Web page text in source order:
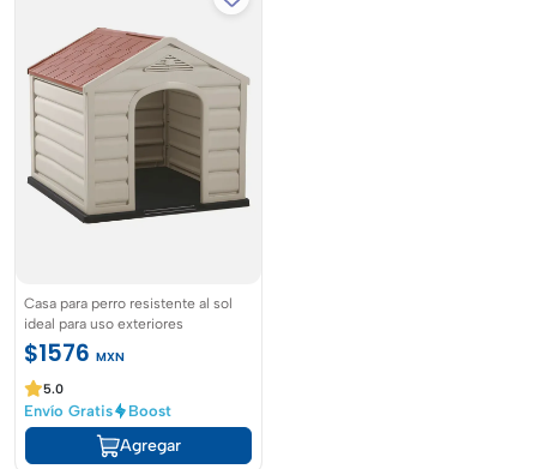
Casa para perro resistente al sol
ideal para uso exteriores
$1576 MXN
5.0
Envío Gratis Boost
Agregar